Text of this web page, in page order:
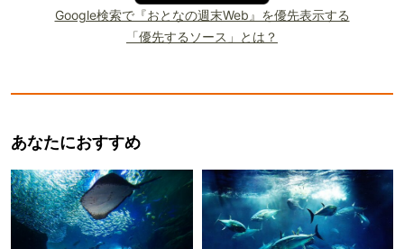
Google検索で『おとなの週末Web』を優先表示する
「優先するソース」とは？
あなたにおすすめ